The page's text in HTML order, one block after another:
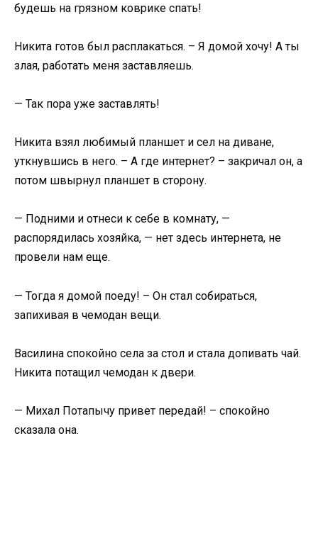
будешь на грязном коврике спать!
Никита готов был расплакаться. – Я домой хочу! А ты
злая, работать меня заставляешь.
— Так пора уже заставлять!
Никита взял любимый планшет и сел на диване,
уткнувшись в него. – А где интернет? – закричал он, а
потом швырнул планшет в сторону.
— Подними и отнеси к себе в комнату, —
распорядилась хозяйка, — нет здесь интернета, не
провели нам еще.
— Тогда я домой поеду! – Он стал собираться,
запихивая в чемодан вещи.
Василина спокойно села за стол и стала допивать чай.
Никита потащил чемодан к двери.
— Михал Потапычу привет передай! – спокойно
сказала она.